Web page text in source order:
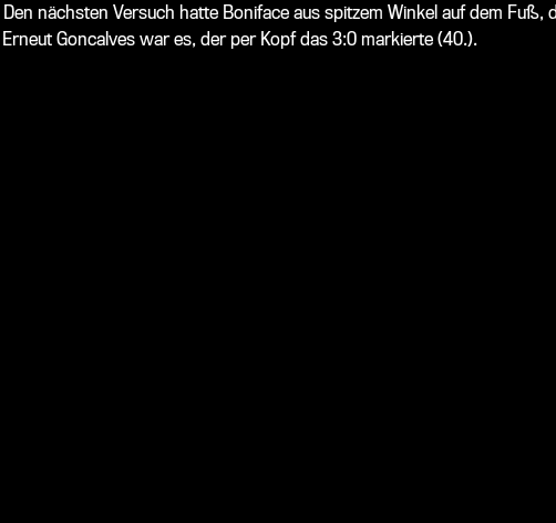
nächsten Versuch hatte Boniface aus spitzem Winkel auf dem Fuß,
Goncalves war es, der per Kopf das 3:0 markierte (40.).